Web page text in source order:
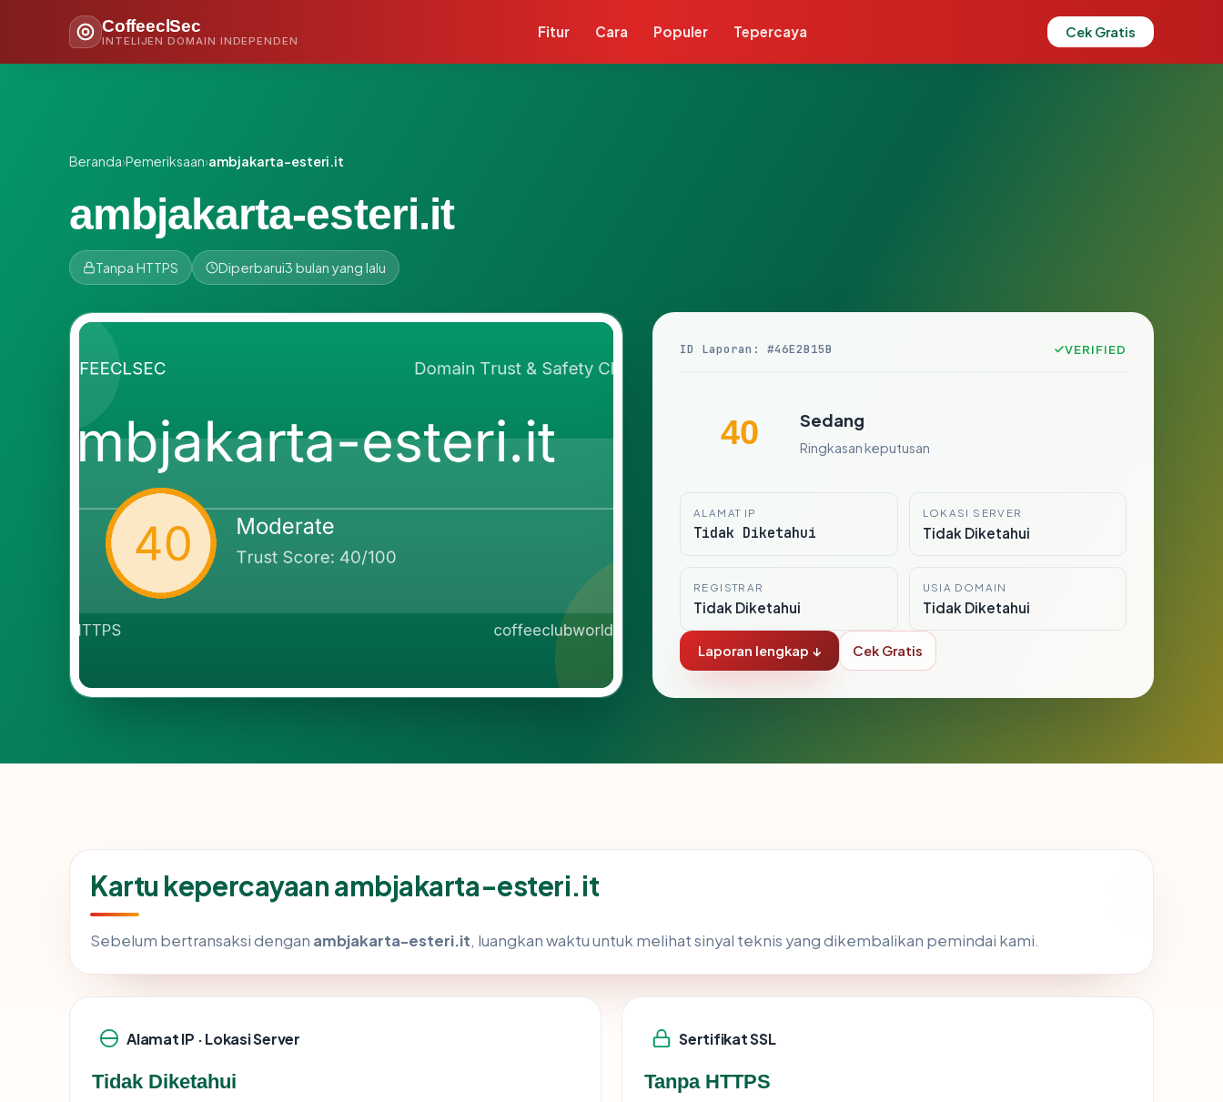
CoffeeclSec
INTELIJEN DOMAIN INDEPENDEN
Fitur Cara Populer Tepercaya Cek Gratis
Beranda›Pemeriksaan›ambjakarta-esteri.it
ambjakarta-esteri.it
Tanpa HTTPS Diperbarui3 bulan yang lalu
ID Laporan: #46E2B15B VERIFIED
40 Sedang
Ringkasan keputusan
ALAMAT IP
Tidak Diketahui
LOKASI SERVER
Tidak Diketahui
REGISTRAR
Tidak Diketahui
USIA DOMAIN
Tidak Diketahui
Laporan lengkap ↓ Cek Gratis
Kartu kepercayaan ambjakarta-esteri.it
Sebelum bertransaksi dengan ambjakarta-esteri.it, luangkan waktu untuk melihat sinyal teknis yang dikembalikan pemindai kami.
Alamat IP · Lokasi Server
Tidak Diketahui
Sertifikat SSL
Tanpa HTTPS